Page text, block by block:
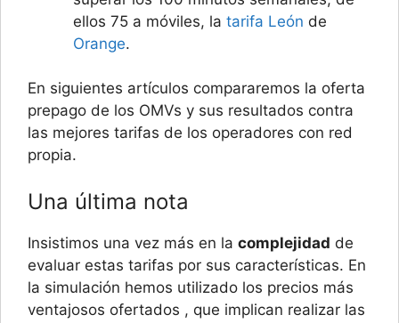
ellos 75 a móviles, la tarifa León de
Orange.
En siguientes artículos compararemos la oferta
prepago de los OMVs y sus resultados contra
las mejores tarifas de los operadores con red
propia.
Una última nota
Insistimos una vez más en la complejidad de
evaluar estas tarifas por sus características. En
la simulación hemos utilizado los precios más
ventajosos ofertados , que implican realizar las